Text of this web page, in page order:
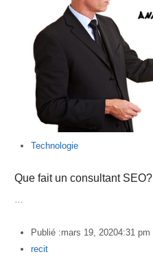
Technologie
Que fait un consultant SEO?
Publié :mars 19, 20204:31 pm
Author
recit